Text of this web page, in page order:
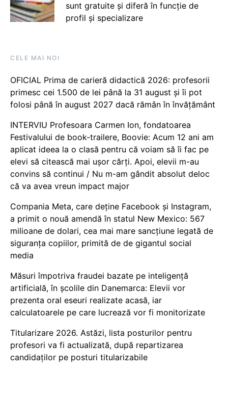
sunt gratuite și diferă în funcție de
profil și specializare
CELE MAI NOI
OFICIAL Prima de carieră didactică 2026: profesorii
primesc cei 1.500 de lei până la 31 august și îi pot
folosi până în august 2027 dacă rămân în învățământ
INTERVIU Profesoara Carmen Ion, fondatoarea
Festivalului de book-trailere, Boovie: Acum 12 ani am
aplicat ideea la o clasă pentru că voiam să îi fac pe
elevi să citească mai ușor cărți. Apoi, elevii m-au
convins să continui / Nu m-am gândit absolut deloc
că va avea vreun impact major
Compania Meta, care deține Facebook și Instagram,
a primit o nouă amendă în statul New Mexico: 567
milioane de dolari, cea mai mare sancțiune legată de
siguranța copiilor, primită de de gigantul social
media
Măsuri împotriva fraudei bazate pe inteligență
artificială, în școlile din Danemarca: Elevii vor
prezenta oral eseuri realizate acasă, iar
calculatoarele pe care lucrează vor fi monitorizate
Titularizare 2026. Astăzi, lista posturilor pentru
profesori va fi actualizată, după repartizarea
candidaților pe posturi titularizabile